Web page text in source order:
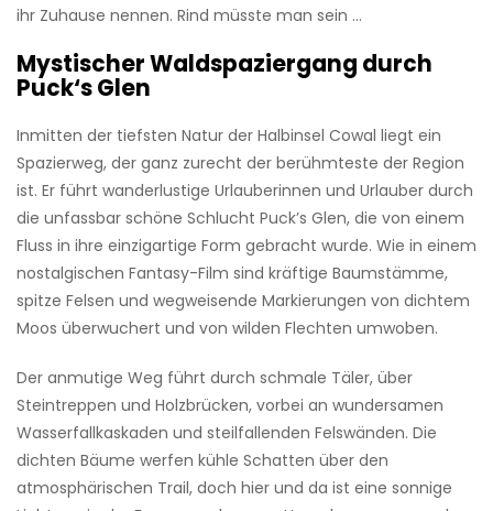
ihr Zuhause nennen. Rind müsste man sein …
Mystischer Waldspaziergang durch
Puck‘s Glen
Inmitten der tiefsten Natur der Halbinsel Cowal liegt ein
Spazierweg, der ganz zurecht der berühmteste der Region
ist. Er führt wanderlustige Urlauberinnen und Urlauber durch
die unfassbar schöne Schlucht Puck’s Glen, die von einem
Fluss in ihre einzigartige Form gebracht wurde. Wie in einem
nostalgischen Fantasy-Film sind kräftige Baumstämme,
spitze Felsen und wegweisende Markierungen von dichtem
Moos überwuchert und von wilden Flechten umwoben.
Der anmutige Weg führt durch schmale Täler, über
Steintreppen und Holzbrücken, vorbei an wundersamen
Wasserfallkaskaden und steilfallenden Felswänden. Die
dichten Bäume werfen kühle Schatten über den
atmosphärischen Trail, doch hier und da ist eine sonnige